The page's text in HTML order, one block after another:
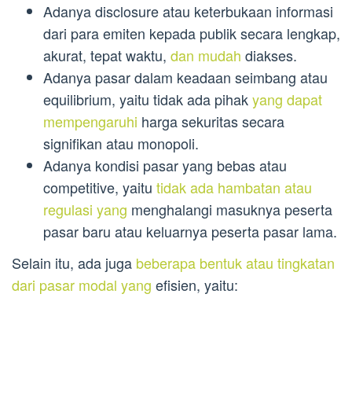
Adanya disclosure atau keterbukaan informasi
dari para emiten kepada publik secara lengkap,
akurat, tepat waktu, dan mudah diakses.
Adanya pasar dalam keadaan seimbang atau
equilibrium, yaitu tidak ada pihakyang dapat
mempengaruhi harga sekuritas secara
signifikan atau monopoli.
Adanya kondisi pasar yang bebas atau
competitive, yaitu tidak ada hambatan atau
regulasi yang menghalangi masuknya peserta
pasar baru atau keluarnya peserta pasar lama.
Selain itu, ada juga beberapa bentuk atau tingkatan
dari pasar modal yang efisien, yaitu: